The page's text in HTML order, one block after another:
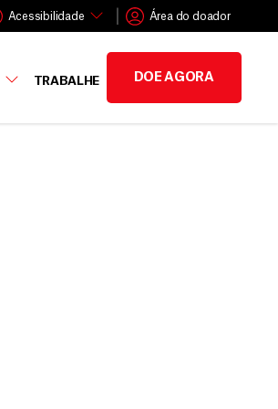
Acessibilidade Área do doador
TRABALHE DOE AGORA